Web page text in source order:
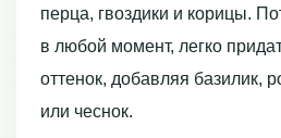
перца, гвоздики и корицы.
в любой момент, легко
оттенок, добавляя базилик,
или чеснок.